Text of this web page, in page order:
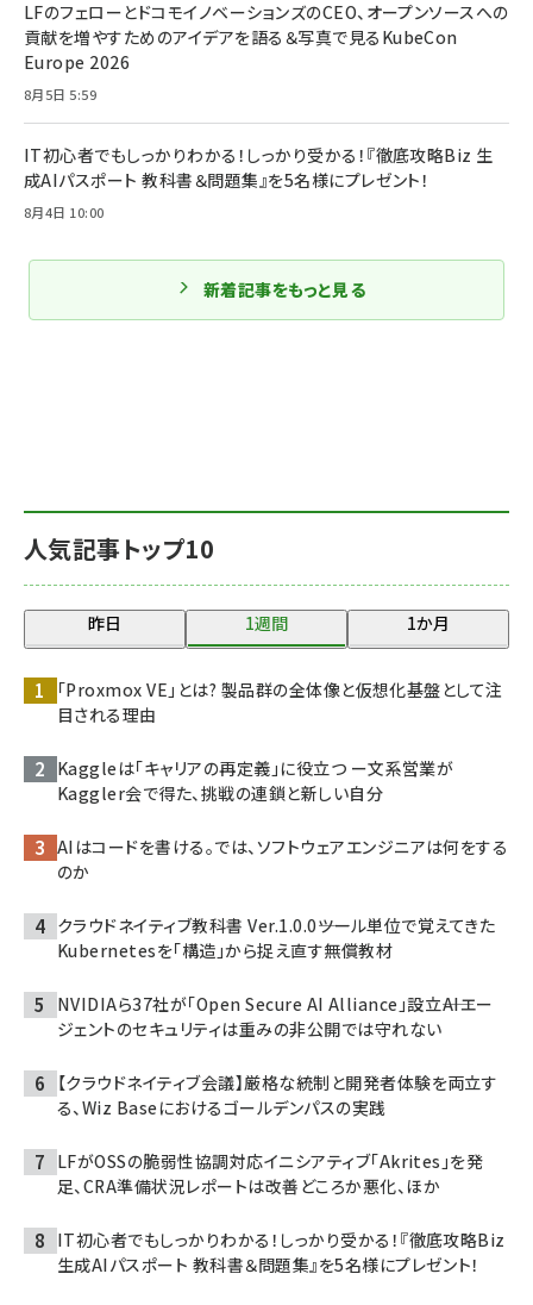
人気記事トップ10
昨日 1週間 1か月
「Proxmox VE」とは? 製品群の全体像と仮想化基盤として注
目される理由
Kaggleは「キャリアの再定義」に役立つ ー文系営業が
Kaggler会で得た、挑戦の連鎖と新しい自分
AIはコードを書ける。では、ソフトウェアエンジニアは何をする
のか
クラウドネイティブ教科書 Ver.1.0.0――ツール単位で覚えてきた
Kubernetesを「構造」から捉え直す無償教材
NVIDIAら37社が「Open Secure AI Alliance」設立――AIエー
ジェントのセキュリティは重みの非公開では守れない
【クラウドネイティブ会議】厳格な統制と開発者体験を両立す
る、Wiz Baseにおけるゴールデンパスの実践
LFがOSSの脆弱性協調対応イニシアティブ「Akrites」を発
足、CRA準備状況レポートは改善どころか悪化、ほか
IT初心者でもしっかりわかる！しっかり受かる！『徹底攻略Biz
生成AIパスポート 教科書＆問題集』を5名様にプレゼント！
LFのフェローとドコモイノベーションズのCEO、オープンソースへの
貢献を増やすためのアイデアを語る＆写真で見るKubeCon
Europe 2026
8月5日 5:59
IT初心者でもしっかりわかる！しっかり受かる！『徹底攻略Biz 生
成AIパスポート 教科書＆問題集』を5名様にプレゼント！
8月4日 10:00
新着記事をもっと見る